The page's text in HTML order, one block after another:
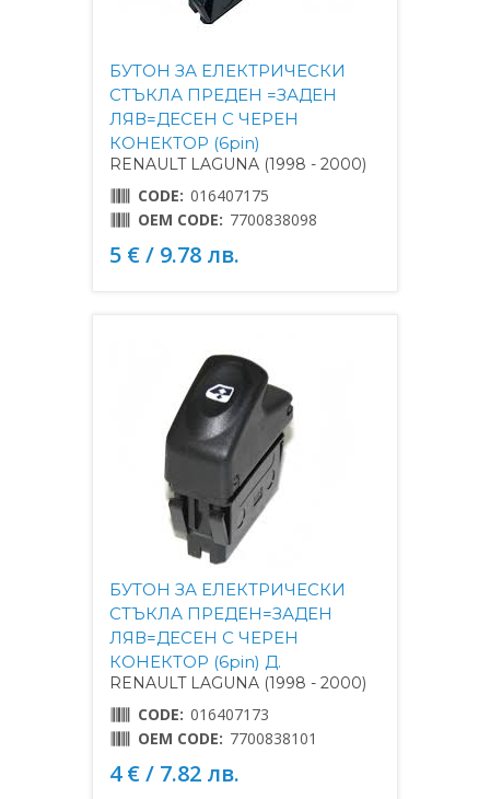
БУТОН ЗА ЕЛЕКТРИЧЕСКИ
СТЪКЛА ПРЕДЕН =ЗАДЕН
ЛЯВ=ДЕСЕН С ЧЕРЕН
КОНЕКТОР (6pin)
RENAULT LAGUNA (1998 - 2000)
CODE: 016407175
OEM CODE: 7700838098
5 € / 9.78 лв.
БУТОН ЗА ЕЛЕКТРИЧЕСКИ
СТЪКЛА ПРЕДЕН=ЗАДЕН
ЛЯВ=ДЕСЕН С ЧЕРЕН
КОНЕКТОР (6pin) Д.
RENAULT LAGUNA (1998 - 2000)
CODE: 016407173
OEM CODE: 7700838101
4 € / 7.82 лв.